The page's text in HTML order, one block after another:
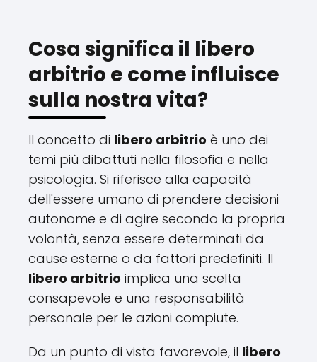
Cosa significa il libero
arbitrio e come influisce
sulla nostra vita?
Il concetto di libero arbitrio è uno dei
temi più dibattuti nella filosofia e nella
psicologia. Si riferisce alla capacità
dell'essere umano di prendere decisioni
autonome e di agire secondo la propria
volontà, senza essere determinati da
cause esterne o da fattori predefiniti. Il
libero arbitrio implica una scelta
consapevole e una responsabilità
personale per le azioni compiute.
Da un punto di vista favorevole, il libero